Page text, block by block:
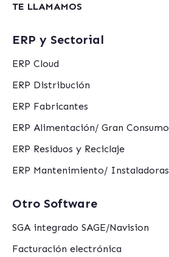
TE LLAMAMOS
ERP y Sectorial
ERP Cloud
ERP Distribución
ERP Fabricantes
ERP Alimentación/ Gran Consumo
ERP Residuos y Reciclaje
ERP Mantenimiento/ Instaladoras
Otro Software
SGA integrado SAGE/Navision
Facturación electrónica